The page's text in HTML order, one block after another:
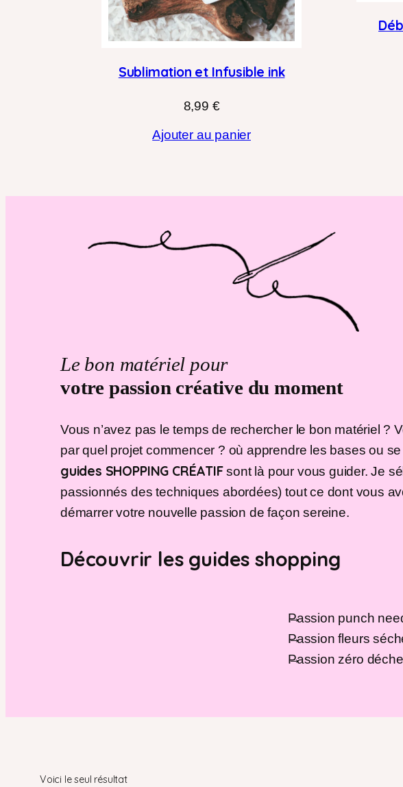
Sublimation et Infusible ink
8,99 €
Ajouter au panier
Le bon matériel pour
votre passion créative du moment
Vous n’avez pas le temps de rechercher le bon matériel ?
par quel projet commencer ? où apprendre les bases ou
guides SHOPPING CRÉATIFsont là pour vous guider. Je
passionnés des techniques abordées) tout ce dont vous
démarrer votre nouvelle passion de façon sereine.
Découvrir les guides shopping
Passion punch
Passion fleurs
Passion zéro
Voici le seul résultat